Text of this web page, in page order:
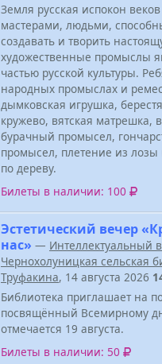
Земля русская испокон
мастерами, людьми,
создавать и творить
художественные промыслы
частью русской культуры.
народных промыслах и
дымковская игрушка,
кружево, вятская
бурачный промысел,
промысел, плетение из
по дереву.
Билеты в наличии: 100
Эстетический вечер
нас» — Интеллектуальный
Чернохолуницкая сельская
Труфакина, 14 августа 2026
Библиотека приглашает на
посвящённый Всемирному
отмечается 19 августа.
Билеты в наличии: 50